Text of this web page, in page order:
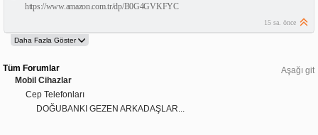
https://www.amazon.com.tr/dp/B0G4GVKFYC
15 sa. önce
Aşağı git
Tüm Forumlar
Mobil Cihazlar
Cep Telefonları
DOĞUBANKI GEZEN ARKADAŞLAR...